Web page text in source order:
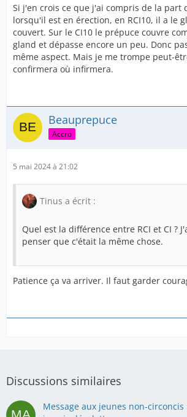
Si j'en crois ce que j'ai compris de la part
lorsqu'il est en érection, en RCI10, il a le
couvert. Sur le CI10 le prépuce couvre
gland et dépasse encore un peu. Donc
même aspect. Mais je me trompe peut-
confirmera où infirmera.
Beauprepuce
Accro
5 mai 2024 à 21:02
Tinus a écrit :
Quel est la différence entre RCI et CI ?
penser que c'était la même chose.
Patience ça va arriver. Il faut garder
Discussions similaires
Message aux jeunes non-